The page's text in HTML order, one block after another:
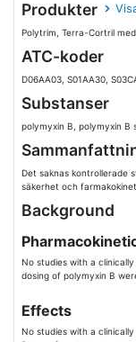
Produkter
Polytrim, Terra-Cortril
ATC-koder
D06AA03, S01AA30,
Substanser
polymyxin B, polymyxin B
Det saknas kontrollerade
säkerhet och
Background
No studies with a
dosing of polymyxin B
Effects
No studies with a